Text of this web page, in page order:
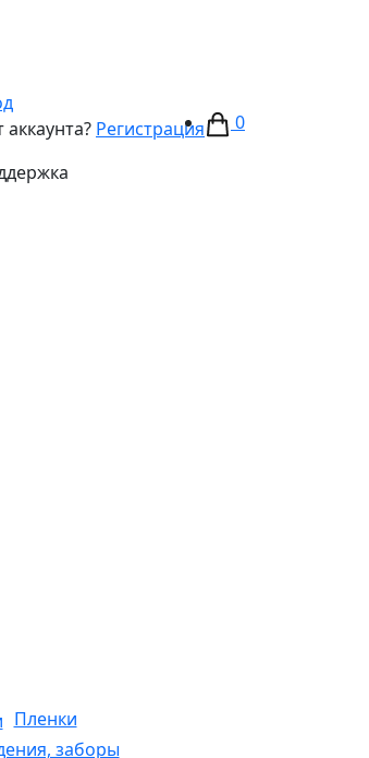
аккаунта? Регистрация
0
Пленки